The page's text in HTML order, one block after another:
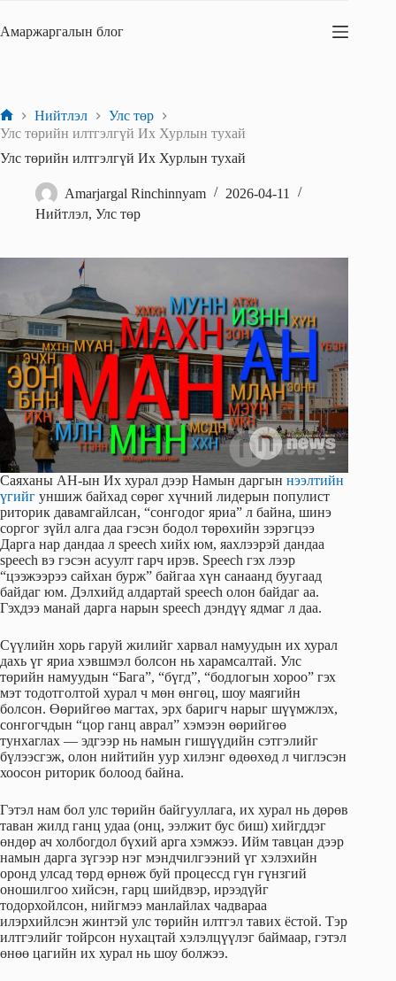
content
Амаржаргалын блог
Home
Нийтлэл
Улс төр
Улс төрийн илтгэлгүй Их Хурлын тухай
Улс төрийн илтгэлгүй Их Хурлын тухай
Amarjargal Rinchinnyam
2026-04-11
Нийтлэл, Улс төр
Саяханы АН-ын Их хурал дээр Намын даргын нээлтийн
үгийг уншиж байхад сөрөг хүчний лидерын популист
риторик давамгайлсан, “сонгодог яриа” л байна, шинэ
соргог зүйл алга даа гэсэн бодол төрөхийн зэрэгцээ
Дарга нар дандаа л speech хийх юм, яахлээрэй дандаа
speech вэ гэсэн асуулт гарч ирэв. Speech гэх лээр
“цээжээрээ сайхан бурж” байгаа хүн санаанд буугаад
байдаг юм. Дэлхийд алдартай speech олон байдаг аа.
Гэхдээ манай дарга нарын speech дэндүү ядмаг л даа.
Сүүлийн хорь гаруй жилийг харвал намуудын их хурал
дахь үг яриа хэвшмэл болсон нь харамсалтай. Улс
төрийн намуудын “Бага”, “бүгд”, “бодлогын хороо” гэх
мэт тодотголтой хурал ч мөн өнгөц, шоу маягийн
болсон. Өөрийгөө магтах, эрх баригч нарыг шүүмжлэх,
сонгогчдын “цор ганц аврал” хэмээн өөрийгөө
тунхаглах — эдгээр нь намын гишүүдийн сэтгэлийг
бүлээсгэж, олон нийтийн уур хилэнг өдөөхөд л чиглэсэн
хоосон риторик болоод байна.
Гэтэл нам бол улс төрийн байгууллага, их хурал нь дөрөв
таван жилд ганц удаа (онц, ээлжит бус биш) хийгддэг
өндөр ач холбогдол бүхий арга хэмжээ. Ийм тавцан дээр
намын дарга зүгээр нэг мэндчилгээний үг хэлэхийн
оронд улсад төрд өрнөж буй процессд гүн гүнзгий
оношилгоо хийсэн, гарц шийдвэр, ирээдүйг
тодорхойлсон, нийгмээ манлайлах чадвараа
илэрхийлсэн жинтэй улс төрийн илтгэл тавих ёстой. Тэр
илтгэлийг тойрсон нухацтай хэлэлцүүлэг баймаар, гэтэл
өнөө цагийн их хурал нь шоу болжээ.